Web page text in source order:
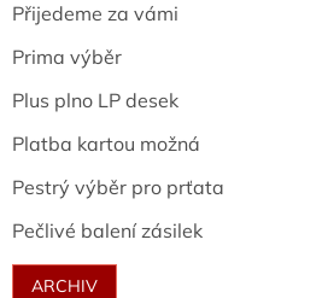
Přijedeme za vámi
Prima výběr
Plus plno LP desek
Platba kartou možná
Pestrý výběr pro prťata
Pečlivé balení zásilek
ARCHIV